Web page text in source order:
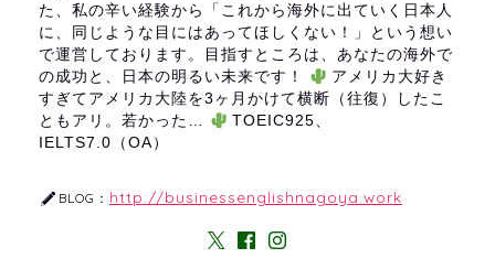
た、私の辛い経験から「これから海外に出ていく日本人
に、同じような目にはあってほしくない！」という想い
で運営しております。目指すところは、あなたの海外で
の成功と、日本の明るい未来です！
アメリカ大好き
すぎてアメリカ大陸を3ヶ月かけて横断（往復）したこ
ともアリ。若かった…
TOEIC925、
IELTS7.0（OA）
BLOG： http://businessenglishnagoya.work